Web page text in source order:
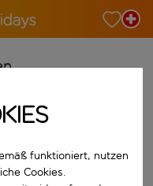
funktioniert, nutzen
Cookies.